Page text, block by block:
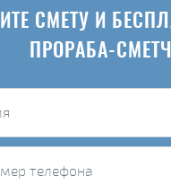
СМЕТУ И
ПРОРАБА-